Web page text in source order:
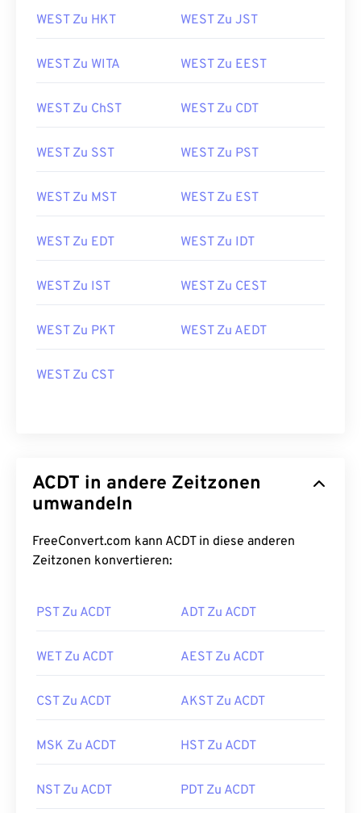
WEST Zu HKT WEST Zu JST
WEST Zu WITA WEST Zu EEST
WEST Zu ChST WEST Zu CDT
WEST Zu SST WEST Zu PST
WEST Zu MST WEST Zu EST
WEST Zu EDT WEST Zu IDT
WEST Zu IST WEST Zu CEST
WEST Zu PKT WEST Zu AEDT
WEST Zu CST
ACDT in andere Zeitzonen
umwandeln
FreeConvert.com kann ACDT in diese anderen
Zeitzonen konvertieren:
PST Zu ACDT ADT Zu ACDT
WET Zu ACDT AEST Zu ACDT
CST Zu ACDT AKST Zu ACDT
MSK Zu ACDT HST Zu ACDT
NST Zu ACDT PDT Zu ACDT